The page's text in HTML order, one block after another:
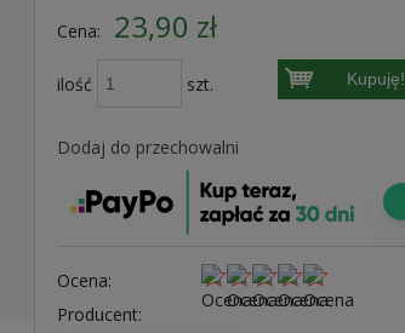
ewentualnych kosztów
Cena: 23,90 zł
ilość szt. Kupuję!
Dodaj do przechowalni
Ocena:
Producent: